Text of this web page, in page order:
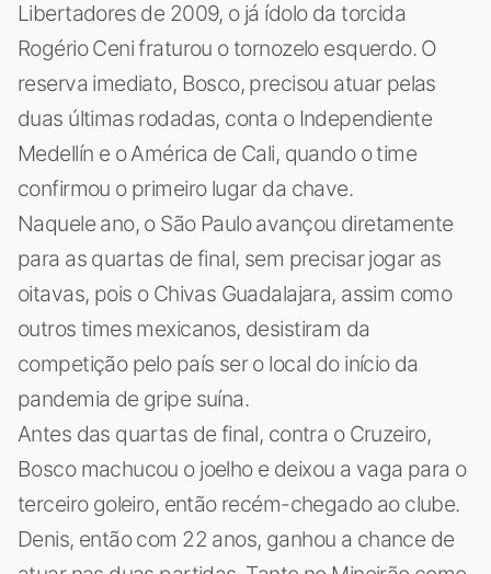
Libertadores de 2009, o já ídolo da torcida
Rogério Ceni fraturou o tornozelo esquerdo. O
reserva imediato, Bosco, precisou atuar pelas
duas últimas rodadas, conta o Independiente
Medellín e o América de Cali, quando o time
confirmou o primeiro lugar da chave.
Naquele ano, o São Paulo avançou diretamente
para as quartas de final, sem precisar jogar as
oitavas, pois o Chivas Guadalajara, assim como
outros times mexicanos, desistiram da
competição pelo país ser o local do início da
pandemia de gripe suína.
Antes das quartas de final, contra o Cruzeiro,
Bosco machucou o joelho e deixou a vaga para o
terceiro goleiro, então recém-chegado ao clube.
Denis, então com 22 anos, ganhou a chance de